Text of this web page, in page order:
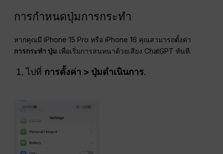
การกำหนดปุ่มการกระทำ
หากคุณมี iPhone 15 Pro หรือ iPhone 16 คุณสามารถตั้งค่า
การกระทำ ปุ่ม เพื่อเริ่มการสนทนาด้วยเสียง ChatGPT ทันที.
ไปที่ การตั้งค่า > ปุ่มดำเนินการ.